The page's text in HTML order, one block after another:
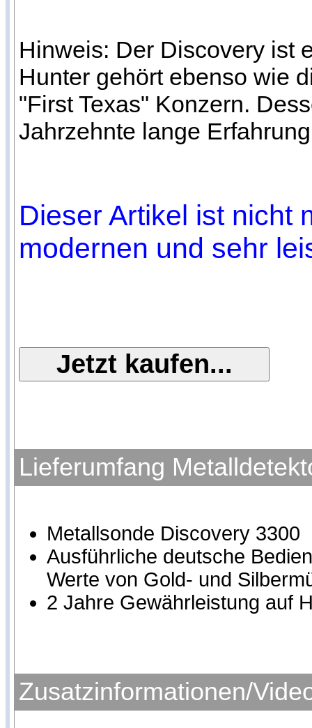
Hinweis: Der Discovery ist
Hunter gehört ebenso wie
"First Texas" Konzern.
Jahrzehnte lange
Dieser Artikel ist nicht
modernen und sehr
Lieferumfang
Metallsonde Discovery 3300
Ausführliche deutsche
Werte von Gold- und
2 Jahre Gewährleistung auf
Zusatzinformationen/